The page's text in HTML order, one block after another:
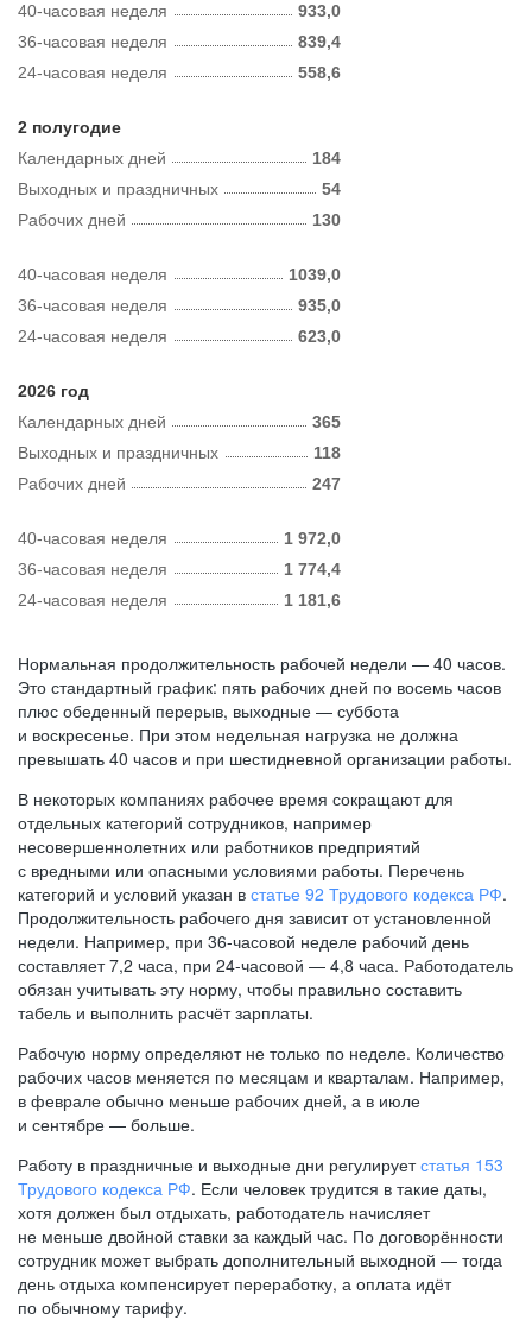
40-часовая неделя
933,0
36-часовая неделя
839,4
24-часовая неделя
558,6
2 полугодие
Календарных дней
184
Рабочих дней 130
Выходных и праздничных 54
40-часовая неделя
1039,0
36-часовая неделя
935,0
24-часовая неделя
623,0
2026 год
Календарных дней
365
Рабочих дней 247
Выходных и праздничных 118
40-часовая неделя
1 972,0
36-часовая неделя
1 774,4
24-часовая неделя
1 181,6
Нормальная продолжительность рабочей недели — 40 часов.
Это стандартный график: пять рабочих дней по восемь часов
плюс обеденный перерыв, выходные — суббота
и воскресенье. При этом недельная нагрузка не должна
превышать 40 часов и при шестидневной организации работы.
В некоторых компаниях рабочее время сокращают для
отдельных категорий сотрудников, например
несовершеннолетних или работников предприятий
с вредными или опасными условиями работы. Перечень
категорий и условий указан в статье 92 Трудового кодекса РФ.
Продолжительность рабочего дня зависит от установленной
недели. Например, при 36-часовой неделе рабочий день
составляет 7,2 часа, при 24-часовой — 4,8 часа. Работодатель
обязан учитывать эту норму, чтобы правильно составить
табель и выполнить расчёт зарплаты.
Рабочую норму определяют не только по неделе. Количество
рабочих часов меняется по месяцам и кварталам. Например,
в феврале обычно меньше рабочих дней, а в июле
и сентябре — больше.
Работу в праздничные и выходные дни регулируетстатья 153
Трудового кодекса РФ. Если человек трудится в такие даты,
хотя должен был отдыхать, работодатель начисляет
не меньше двойной ставки за каждый час. По договорённости
сотрудник может выбрать дополнительный выходной — тогда
день отдыха компенсирует переработку, а оплата идёт
по обычному тарифу.